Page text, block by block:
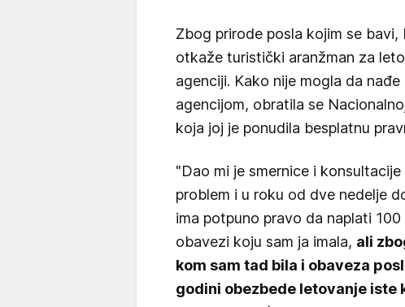
Zbog prirode posla kojim se
otkaže turistički aranžman za
agenciji. Kako nije mogla da
agencijom, obratila se
koja joj je ponudila besplatnu
"Dao mi je smernice i
problem i u roku od dve nedelje
ima potpuno pravo da naplati
obavezi koju sam ja imala, ali
kom sam tad bila i obaveza
godini obezbede letovanje iste